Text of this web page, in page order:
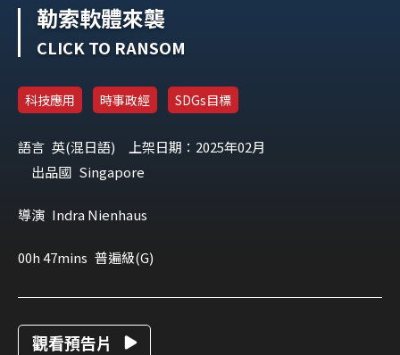
勒索軟體來襲
CLICK TO RANSOM
科技應用 時事政經 SDGs目標
語言 英(混日語)
上架日期：2025年02月
出品國 Singapore
導演 Indra Nienhaus
00h 47mins 普遍級(G)
觀看預告片